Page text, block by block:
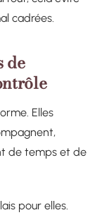
cadrées.
de
Elles
de temps et de
pour elles.